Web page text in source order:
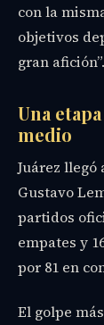
con la
objetivos
gran afición”.
Una
medio
Juárez
Gustavo
partidos
empates y
por 81 en
El golpe